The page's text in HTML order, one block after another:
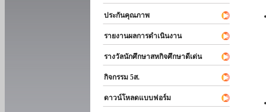
ประกันคุณภาพ
รายงานผลการดำเนินงาน
รางวัลนักศึกษาสหกิจศึกษาดีเด่น
กิจกรรม 5ส.
ดาวน์โหลดแบบฟอร์ม